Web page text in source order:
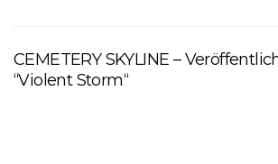
CEMETERY SKYLINE –
“Violent Storm“